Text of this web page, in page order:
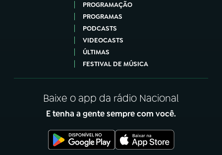
PROGRAMAÇÃO
PROGRAMAS
PODCASTS
VIDEOCASTS
ÚLTIMAS
FESTIVAL DE MÚSICA
Baixe o app da rádio Nacional
E tenha a gente sempre com você.